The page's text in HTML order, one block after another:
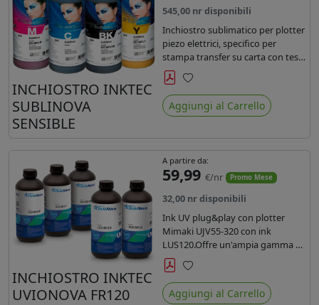
INCHIOSTRO INKTEC
SUBLINOVA
SENSIBLE
545,00 nr disponibili
Inchiostro sublimatico per plotter
piezo elettrici, specifico per
stampa transfer su carta con teste
Epson EPS3200, 5113, dx4 e dx5.
Ecologico, conforme alla
normativa Reach e Oeko-Tex.
Preferiti
Aggiungi al Carrello
INCHIOSTRO INKTEC
UVIONOVA FR120
A partire da:
59,99 €/nr Promo Mese
32,00 nr disponibili
Ink UV plug&play con plotter
Mimaki UJV55-320 con ink
LUS120.Offre un'ampia gamma di
colori,una maggiore densità e un
minore ingiallimento rispetto agli
ink Mimaki LUS-120
Preferiti
Aggiungi al Carrello